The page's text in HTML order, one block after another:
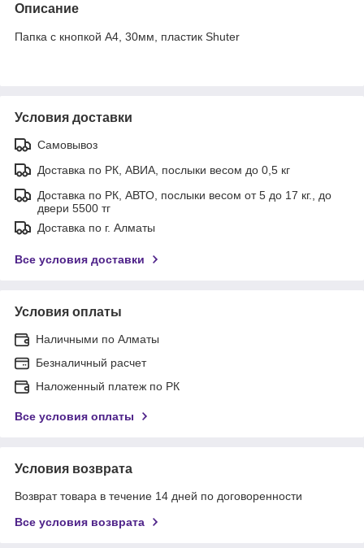
Описание
Папка с кнопкой А4, 30мм, пластик Shuter
Условия доставки
Самовывоз
Доставка по РК, АВИА, послыки весом до 0,5 кг
Доставка по РК, АВТО, послыки весом от 5 до 17 кг., до
двери 5500 тг
Доставка по г. Алматы
Все условия доставки
Условия оплаты
Наличными по Алматы
Безналичный расчет
Наложенный платеж по РК
Все условия оплаты
Условия возврата
Возврат товара в течение 14 дней по договоренности
Все условия возврата